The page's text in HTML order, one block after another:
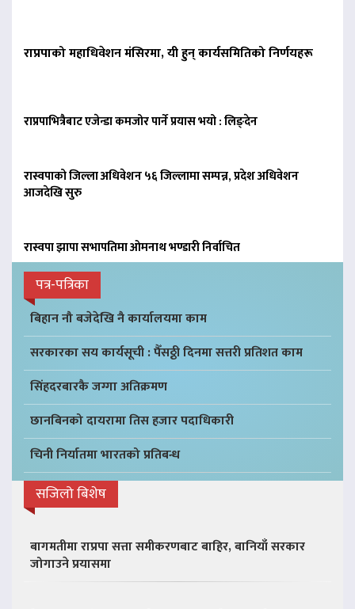
राप्रपाको महाधिवेशन मंसिरमा, यी हुन् कार्यसमितिको निर्णयहरू
राप्रपाभित्रैबाट एजेन्डा कमजोर पार्ने प्रयास भयो : लिङ्देन
रास्वपाको जिल्ला अधिवेशन ५६ जिल्लामा सम्पन्न, प्रदेश अधिवेशन
आजदेखि सुरु
रास्वपा झापा सभापतिमा ओमनाथ भण्डारी निर्वाचित
पत्र-पत्रिका
बिहान नौ बजेदेखि नै कार्यालयमा काम
सरकारका सय कार्यसूची : पैँसठ्ठी दिनमा सत्तरी प्रतिशत काम
सिंहदरबारकै जग्गा अतिक्रमण
छानबिनको दायरामा तिस हजार पदाधिकारी
चिनी निर्यातमा भारतको प्रतिबन्ध
सजिलो बिशेष
बागमतीमा राप्रपा सत्ता समीकरणबाट बाहिर, बानियाँ सरकार
जोगाउने प्रयासमा